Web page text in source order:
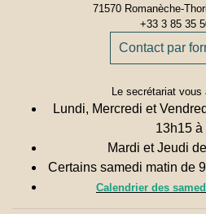
71570 Romanèche-
+33 3 85 35
Contact par
Le secrétariat vous
Lundi, Mercredi et
13h15 à
Mardi et Jeudi
Certains samedi matin de
Calendrier des